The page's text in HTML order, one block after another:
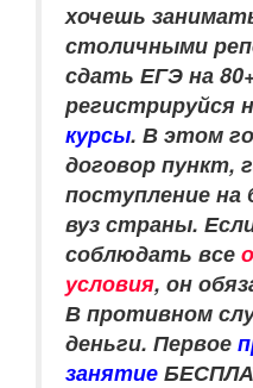
хочешь
столичными
сдать ЕГЭ на
регистрируйся
курсы. В этом
договор пункт,
поступление
вуз страны.
соблюдать все
условия, он
В противном
деньги. Первое
занятие